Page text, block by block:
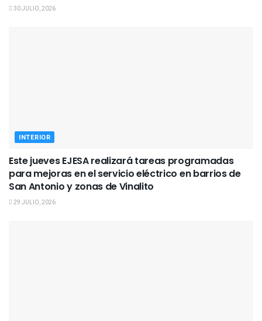
30 JULIO, 2026
INTERIOR
Este jueves EJESA realizará tareas programadas
para mejoras en el servicio eléctrico en barrios de
San Antonio y zonas de Vinalito
29 JULIO, 2026